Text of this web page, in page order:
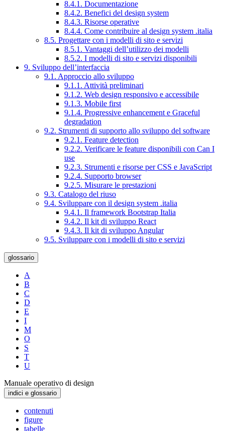
8.4.1. Documentazione
8.4.2. Benefici del design system
8.4.3. Risorse operative
8.4.4. Come contribuire al design system .italia
8.5. Progettare con i modelli di sito e servizi
8.5.1. Vantaggi dell’utilizzo dei modelli
8.5.2. I modelli di sito e servizi disponibili
9. Sviluppo dell’interfaccia
9.1. Approccio allo sviluppo
9.1.1. Attività preliminari
9.1.2. Web design responsivo e accessibile
9.1.3. Mobile first
9.1.4. Progressive enhancement e Graceful
degradation
9.2. Strumenti di supporto allo sviluppo del software
9.2.1. Feature detection
9.2.2. Verificare le feature disponibili con Can I
use
9.2.3. Strumenti e risorse per CSS e JavaScript
9.2.4. Supporto browser
9.2.5. Misurare le prestazioni
9.3. Catalogo del riuso
9.4. Sviluppare con il design system .italia
9.4.1. Il framework Bootstrap Italia
9.4.2. Il kit di sviluppo React
9.4.3. Il kit di sviluppo Angular
9.5. Sviluppare con i modelli di sito e servizi
glossario
A
B
C
D
E
I
M
O
S
T
U
Manuale operativo di design
indici e glossario
contenuti
figure
tabelle